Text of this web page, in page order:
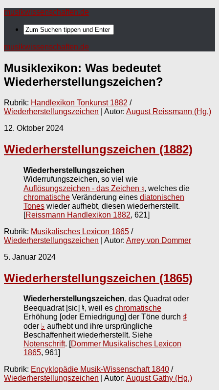
musikwissenschaften.de
musikwissenschaften.de
Musiklexikon: Was bedeutet
Wiederherstellungszeichen?
Rubrik: Handlexikon Tonkunst 1882 /
Wiederherstellungszeichen | Autor: August Reissmann (Hg.)
12. Oktober 2024
Wiederherstellungszeichen (1882)
Wiederherstellungszeichen
Widerrufungszeichen, so viel wie
Auflösungszeichen - das Zeichen ♮, welches die
chromatische Veränderung eines diatonischen
Tones wieder aufhebt, diesen wiederherstellt.
[Reissmann Handlexikon 1882, 621]
Rubrik: Musikalisches Lexicon 1865 /
Wiederherstellungszeichen | Autor: Arrey von Dommer
5. Januar 2024
Wiederherstellungszeichen (1865)
Wiederherstellungszeichen, das Quadrat oder
Beequadrat [sic] ♮, weil es chromatische
Erhöhung [oder Erniedrigung] der Töne durch ♯
oder ♭ aufhebt und ihre ursprüngliche
Beschaffenheit wiederherstellt. Siehe
Notenschrift. [Dommer Musikalisches Lexicon
1865, 961]
Rubrik: Encyklopädie Musik-Wissenschaft 1840 /
Wiederherstellungszeichen | Autor: August Gathy (Hg.)